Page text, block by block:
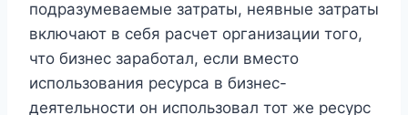
подразумеваемые затраты, неявные затраты
включают в себя расчет организации того,
что бизнес заработал, если вместо
использования ресурса в бизнес-
деятельности он использовал тот же ресурс